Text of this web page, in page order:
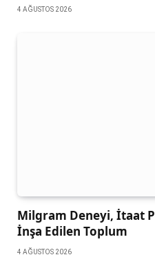
4 AĞUSTOS 2026
Milgram Deneyi, İtaat
İnşa Edilen Toplum
4 AĞUSTOS 2026